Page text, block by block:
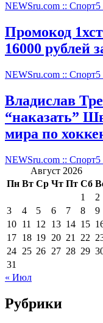
NEWSru.com :: Спорт5
Промокод
16000 рублей
NEWSru.com :: Спорт5
Владислав
“наказать”
мира по
NEWSru.com :: Спорт5
Август 2026
Пн Вт Ср Чт Пт Сб
1
2
3
4 5 6 7 8
9
10 11 12 13 14 15
17 18 19 20 21 22
24 25 26 27 28 29
31
« Июл
Рубрики